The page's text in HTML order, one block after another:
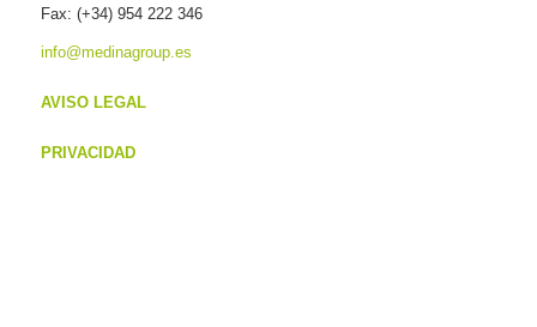
Fax: (+34) 954 222 346
info@medinagroup.es
AVISO LEGAL
PRIVACIDAD